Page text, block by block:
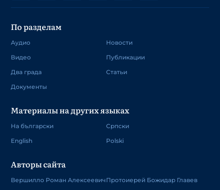
По разделам
Аудио
Видео
Два града
Документы
Новости
Публикации
Статьи
Материалы на других языках
На български
English
Српски
Polski
Авторы сайта
Вершилло Роман Алексеевич Протоиерей Божидар Главев